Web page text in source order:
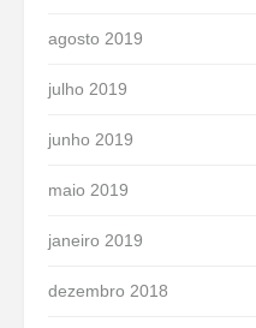
agosto 2019
julho 2019
junho 2019
maio 2019
janeiro 2019
dezembro 2018